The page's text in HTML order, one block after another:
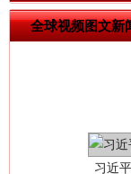
全球视频图文新